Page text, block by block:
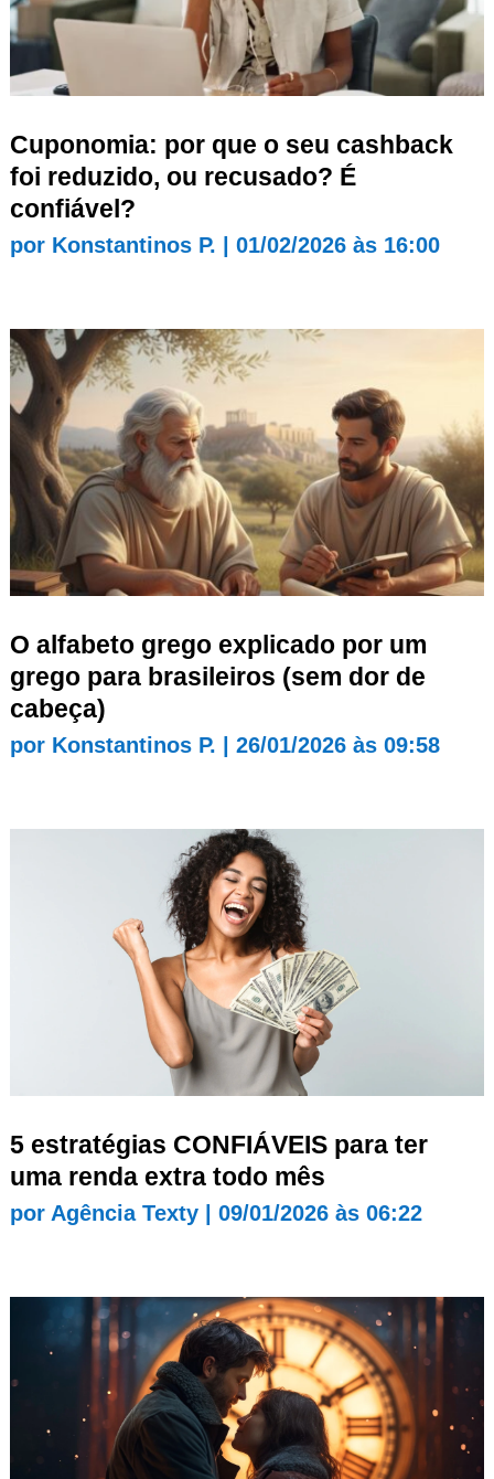
Cuponomia: por que o seu cashback
foi reduzido, ou recusado? É
confiável?
por Konstantinos P. 01/02/2026 às 16:00
O alfabeto grego explicado por um
grego para brasileiros (sem dor de
cabeça)
por Konstantinos P. 26/01/2026 às 09:58
5 estratégias CONFIÁVEIS para ter
uma renda extra todo mês
por Agência Texty| 09/01/2026 às 06:22